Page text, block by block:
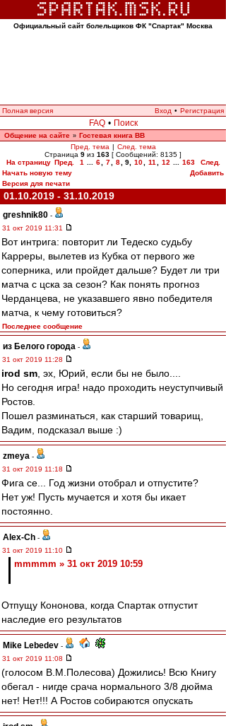
Официальный сайт болельщиков ФК "Спартак" Москва
Полная версия Вход • Регистрация
FAQ • Поиск
Общение на сайте » Гостевая книга ВВ
Пред. тема | След. тема
Страница 9 из 163 [ Сообщений: 8135 ]
На страницу Пред. 1 6 7 8 9, 10 11 12 163
След.
Начать новую тему
Добавить
Версия для печати
01.10.2019 - 31.10.2019
greshnik80 -
31 окт 2019 11:31
Вот интрига: повторит ли Тедеско судьбу
Карреры, вылетев из Кубка от первого же
соперника, или пройдет дальше? Будет ли три
матча с цска за сезон? Как понять прогноз
Черданцева, не указавшего явно победителя
матча, к чему готовиться?
Последнее сообщение
из Белого города -
31 окт 2019 11:28
irod sm , эх, Юрий, если бы не было....
Но сегодня игра! надо проходить неуступчивый
Ростов.
Пошел разминаться, как старший товарищ,
Вадим, подсказал выше :)
zmeya -
31 окт 2019 11:18
Фига се... Год жизни отобрал и отпустите?
Нет уж! Пусть мучается и хотя бы икает
постоянно.
Alex-Ch -
31 окт 2019 11:10
mmmmm » 31 окт 2019 10:59
Отпущу Кононова, когда Спартак отпустит
наследие его результатов
Mike Lebedev -
31 окт 2019 11:08
(голосом В.М.Полесова) Дожились! Всю Книгу
обегал - нигде срача нормального 3/8 дюйма
нет! Нет!!! А Ростов собираются опускать